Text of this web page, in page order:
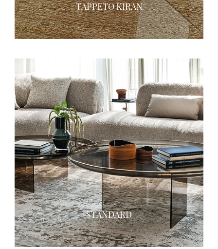
TAPPETO KIRAN
STANDARD